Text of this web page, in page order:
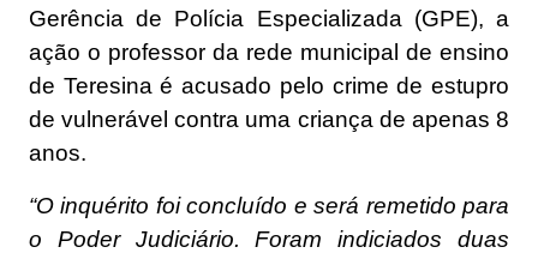
Gerência de Polícia Especializada (GPE), a
ação o professor da rede municipal de ensino
de Teresina é acusado pelo crime de estupro
de vulnerável contra uma criança de apenas 8
anos.
“O inquérito foi concluído e será remetido para
o Poder Judiciário. Foram indiciados duas